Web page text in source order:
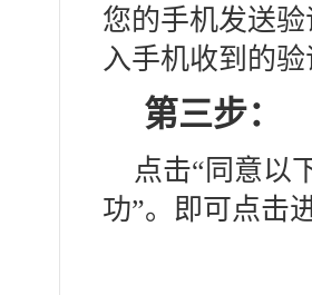
您的手机发送
入手机收到的
第三步：
点击“同意以
功”。即可点击